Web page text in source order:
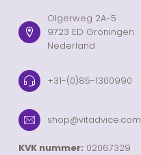
Olgerweg 2A-5
9723 ED Groningen
Nederland
+31-(0)85-1300990
shop@vitadvice.com
KVK nummer: 02067329